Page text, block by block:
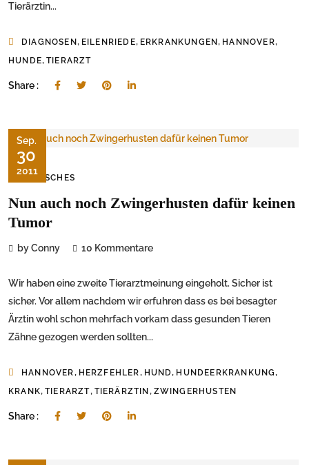
Tierärztin...
DIAGNOSEN , EILENRIEDE, ERKRANKUNGEN, HANNOVER,
HUNDE, TIERARZT
Share :
Sep.
30
2011
TIERISCHES
Nun auch noch Zwingerhusten dafür keinen
Tumor
by Conny 10 Kommentare
Wir haben eine zweite Tierarztmeinung eingeholt. Sicher ist
sicher. Vor allem nachdem wir erfuhren dass es bei besagter
Ärztin wohl schon mehrfach vorkam dass gesunden Tieren
Zähne gezogen werden sollten...
HANNOVER, HERZFEHLER, HUND, HUNDEERKRANKUNG,
KRANK, TIERARZT, TIERÄRZTIN , ZWINGERHUSTEN
Share :